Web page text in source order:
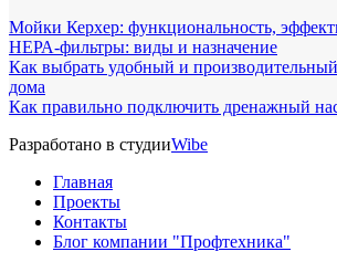
Мойки Керхер: функциональность,
НЕРА-фильтры: виды и назначение
Как выбрать удобный и
дома
Как правильно подключить дренажный
Разработано в студииWibe
Главная
Проекты
Контакты
Блог компании "Профтехника"